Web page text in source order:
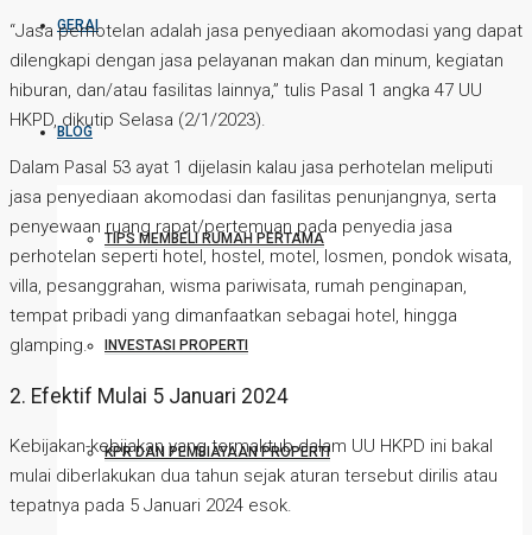
GERAI
BLOG
TIPS MEMBELI RUMAH PERTAMA
INVESTASI PROPERTI
KPR DAN PEMBIAYAAN PROPERTI
“Jasa perhotelan adalah jasa penyediaan akomodasi yang dapat
dilengkapi dengan jasa pelayanan makan dan minum, kegiatan
hiburan, dan/atau fasilitas lainnya,” tulis Pasal 1 angka 47 UU
HKPD, dikutip Selasa (2/1/2023).
Dalam Pasal 53 ayat 1 dijelasin kalau jasa perhotelan meliputi
jasa penyediaan akomodasi dan fasilitas penunjangnya, serta
penyewaan ruang rapat/pertemuan pada penyedia jasa
perhotelan seperti hotel, hostel, motel, losmen, pondok wisata,
villa, pesanggrahan, wisma pariwisata, rumah penginapan,
tempat pribadi yang dimanfaatkan sebagai hotel, hingga
glamping.
2. Efektif Mulai 5 Januari 2024
Kebijakan-kebijakan yang termaktub dalam UU HKPD ini bakal
mulai diberlakukan dua tahun sejak aturan tersebut dirilis atau
tepatnya pada 5 Januari 2024 esok.